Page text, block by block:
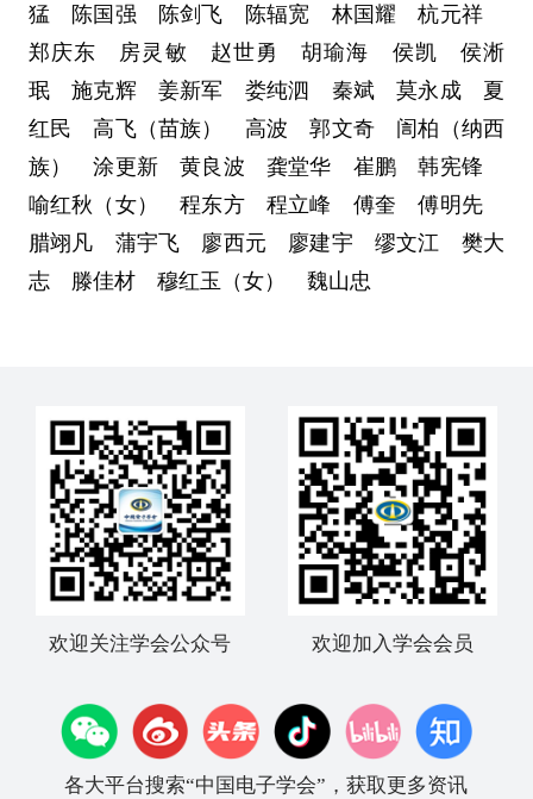
猛 陈国强 陈剑飞 陈辐宽 林国耀 杭元祥
郑庆东 房灵敏 赵世勇 胡瑜海 侯凯 侯淅
珉 施克辉 姜新军 娄纯泗 秦斌 莫永成 夏
红民 高飞（苗族） 高波 郭文奇 訚柏（纳西
族） 涂更新 黄良波 龚堂华 崔鹏 韩宪锋
喻红秋（女） 程东方 程立峰 傅奎 傅明先
腊翊凡 蒲宇飞 廖西元 廖建宇 缪文江 樊大
志 滕佳材 穆红玉（女） 魏山忠
欢迎关注学会公众号 欢迎加入学会会员
各大平台搜索“中国电子学会”，获取更多资讯